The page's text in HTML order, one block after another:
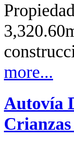
more...
Autovía